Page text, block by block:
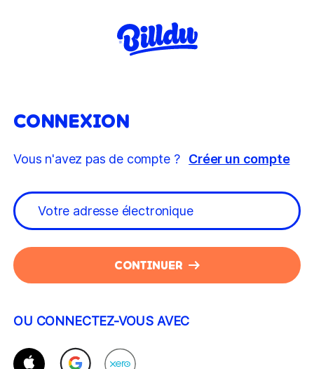
CONNEXION
Vous n'avez pas de compte ? Créer un compte
CONTINUER
OU CONNECTEZ-VOUS AVEC